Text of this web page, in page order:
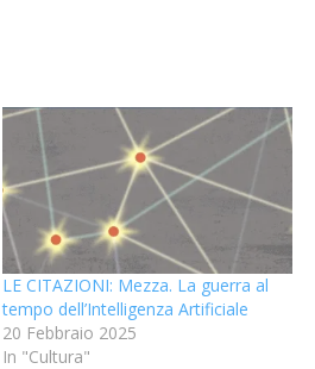
LE CITAZIONI: Mezza. La guerra al
tempo dell’Intelligenza Artificiale
20 Febbraio 2025
In "Cultura"